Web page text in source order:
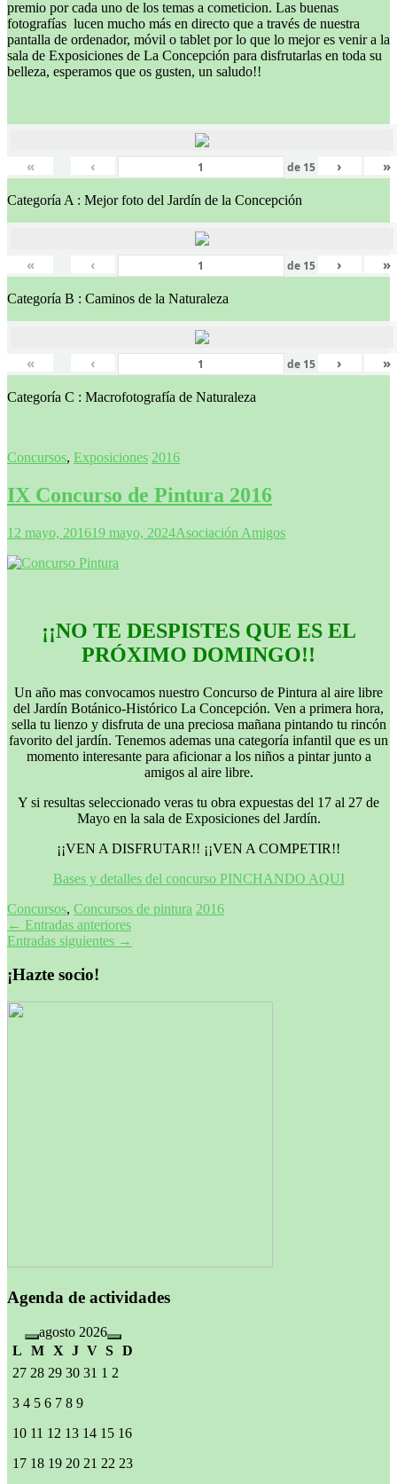
premio por cada uno de los temas a cometicion. Las buenas
fotografías lucen mucho más en directo que a través de nuestra
pantalla de ordenador, móvil o tablet por lo que lo mejor es venir a la
sala de Exposiciones de La Concepción para disfrutarlas en toda su
belleza, esperamos que os gusten, un saludo!!
« ‹ de 15 › »
Categoría A : Mejor foto del Jardín de la Concepción
« ‹ de 15 › »
Categoría B : Caminos de la Naturaleza
« ‹ de 15 › »
Categoría C : Macrofotografía de Naturaleza
Concursos, Exposiciones 2016
IX Concurso de Pintura 2016
12 mayo, 201619 mayo, 2024Asociación Amigos
¡¡NO TE DESPISTES QUE ES EL
PRÓXIMO DOMINGO!!
Un año mas convocamos nuestro Concurso de Pintura al aire libre
del Jardín Botánico-Histórico La Concepción. Ven a primera hora,
sella tu lienzo y disfruta de una preciosa mañana pintando tu rincón
favorito del jardín. Tenemos ademas una categoría infantil que es un
momento interesante para aficionar a los niños a pintar junto a
amigos al aire libre.
Y si resultas seleccionado veras tu obra expuestas del 17 al 27 de
Mayo en la sala de Exposiciones del Jardín.
¡¡VEN A DISFRUTAR!! ¡¡VEN A COMPETIR!!
Bases y detalles del concurso PINCHANDO AQUI
Concursos, Concursos de pintura 2016
Navegación
de
entradas
← Entradas anteriores
Entradas siguientes →
¡Hazte socio!
Agenda de actividades
agosto 2026
L
M X J V S D
27 28 29 30 31 1 2
3 4 5 6 7 8 9
10 11 12 13 14 15 16
17 18 19 20 21 22 23